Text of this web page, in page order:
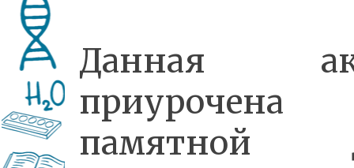
Данная
памятной